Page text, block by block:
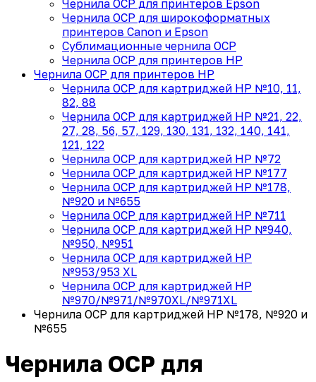
Чернила OCP для принтеров Epson
Чернила OCP для широкоформатных
принтеров Canon и Epson
Сублимационные чернила OCP
Чернила OCP для принтеров HP
Чернила OCP для принтеров HP
Чернила OCP для картриджей HP №10, 11,
82, 88
Чернила OCP для картриджей HP №21, 22,
27, 28, 56, 57, 129, 130, 131, 132, 140, 141,
121, 122
Чернила OCP для картриджей HP №72
Чернила OCP для картриджей HP №177
Чернила OCP для картриджей HP №178,
№920 и №655
Чернила OCP для картриджей HP №711
Чернила OCP для картриджей HP №940,
№950, №951
Чернила OCP для картриджей HP
№953/953 XL
Чернила OCP для картриджей HP
№970/№971/№970XL/№971XL
Чернила OCP для картриджей HP №178, №920 и
№655
Чернила OCP для